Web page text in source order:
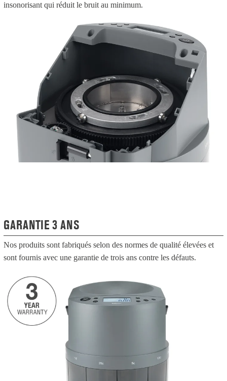
insonorisant qui réduit le bruit au minimum.
GARANTIE 3 ANS
Nos produits sont fabriqués selon des normes de qualité élevées et
sont fournis avec une garantie de trois ans contre les défauts.